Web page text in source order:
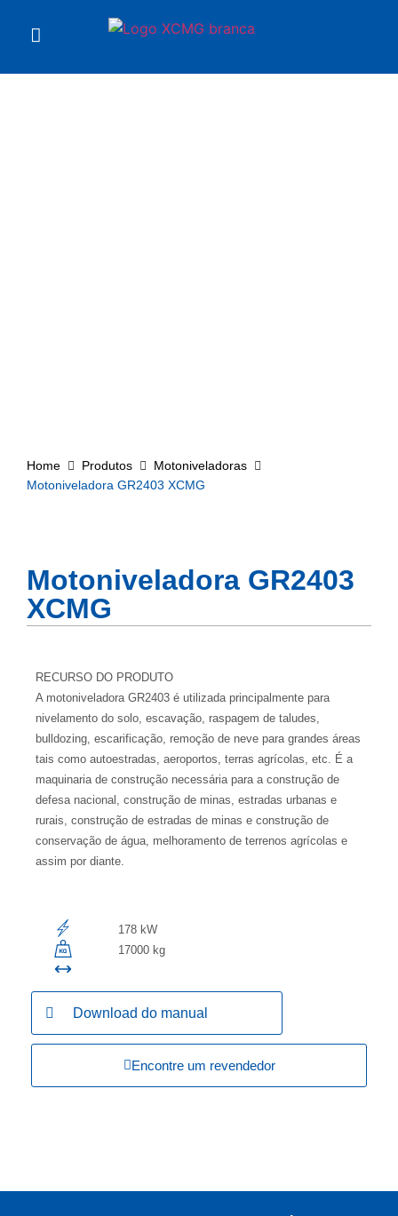
Home Produtos
Motoniveladoras
Motoniveladora GR2403 XCMG
Motoniveladora GR2403
XCMG
RECURSO DO PRODUTO
A motoniveladora GR2403 é utilizada principalmente para
nivelamento do solo, escavação, raspagem de taludes,
bulldozing, escarificação, remoção de neve para grandes áreas
tais como autoestradas, aeroportos, terras agrícolas, etc. É a
maquinaria de construção necessária para a construção de
defesa nacional, construção de minas, estradas urbanas e
rurais, construção de estradas de minas e construção de
conservação de água, melhoramento de terrenos agrícolas e
assim por diante.
178 kW
17000 kg
Download do manual
Encontre um revendedor